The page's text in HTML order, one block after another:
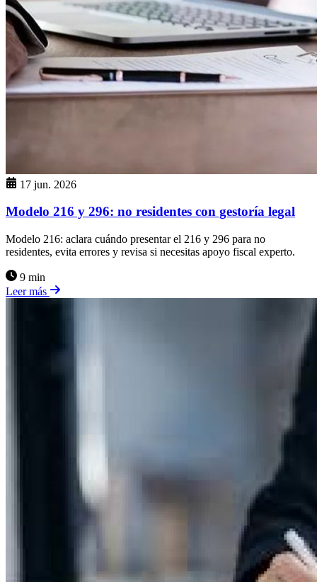
17 jun. 2026
Modelo 216 y 296: no residentes con gestoría legal
Modelo 216: aclara cuándo presentar el 216 y 296 para no
residentes, evita errores y revisa si necesitas apoyo fiscal experto.
9 min
Leer más